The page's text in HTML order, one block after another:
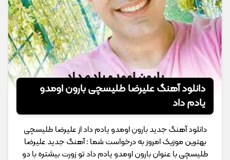
دانلود آهنگ علیرضا طلیسچی بارون اومدو
یادم داد
دانلود آهنگ جدید بارون اومدو یادم داد از علیرضا طلیسچی
بهترین موزیک امروز به درخواست شما : آهنگ جدید علیرضا
طلیسچی با عنوان بارون اومدو یادم داد تو زورت بیشتره با دو